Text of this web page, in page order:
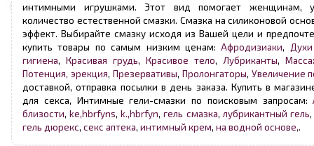
интимными игрушками. Этот вид помогает женщинам, у
количество естественной смазки. Смазка на силиконовой
эффект. Выбирайте смазку исходя из Вашей цели и
купить товары по самым низким ценам:Афродизиаки,
гигиена, Красивая грудь, Красивое тело, Лубриканты,
Потенция, эрекция, Презервативы, Пролонгаторы, Увеличение
доставкой, отправка посылки в день заказа. Купить в
для секса, Интимные гели-смазки по поисковым запросам:
близости,ke,hbrfyns,k.,hbrfyn,гель смазка, лубрикантный гель,
гель дюрекс, секс аптека, интимный крем, на водной основе,.